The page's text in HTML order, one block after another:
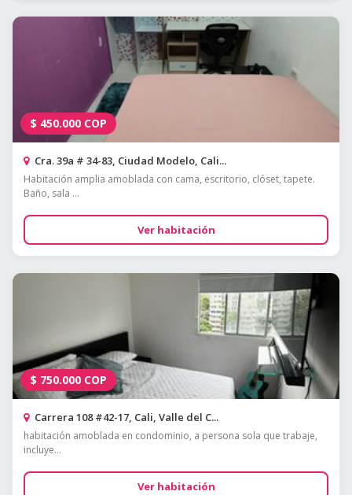
$ 450.000 COP
Cra. 39a # 34-83, Ciudad Modelo, Cali...
Habitación amplia amoblada con cama, escritorio, clóset, tapete.
Baño, sala ...
Ver habitación
$ 750.000 COP
Carrera 108 #42-17, Cali, Valle del C...
habitación amoblada en condominio, a persona sola que trabaje,
incluye...
Ver habitación